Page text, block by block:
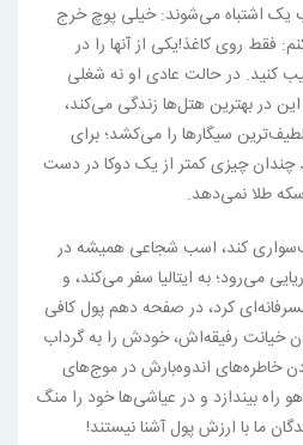
یک اشتباه می‌شوند: خیلی پوچ خرج
فقط روی کاغذ!یکی از آنها را در
کنید. در حالت عادی او نه شغلی
در بهترین هتل‌ها زندگی می‌کند،
سیگارها را می‌کشد؛ برای
چندان چیزی کمتر از یک دوکا در دست
سکه طلا نمی‌دهد.
کند، اسب شجاعی همیشه در
می‌رود؛ به ایتالیا سفر می‌کند، و
کرد، در صفحه دهم پول کافی
خیانت رفیقه‌اش، خودش را به گرداب
خاطره‌های اندوه‌بارش در موج‌های
راه بیندازد و در عیاشی‌ها خود را منگ
ما با ارزش پول آشنا نیستند!